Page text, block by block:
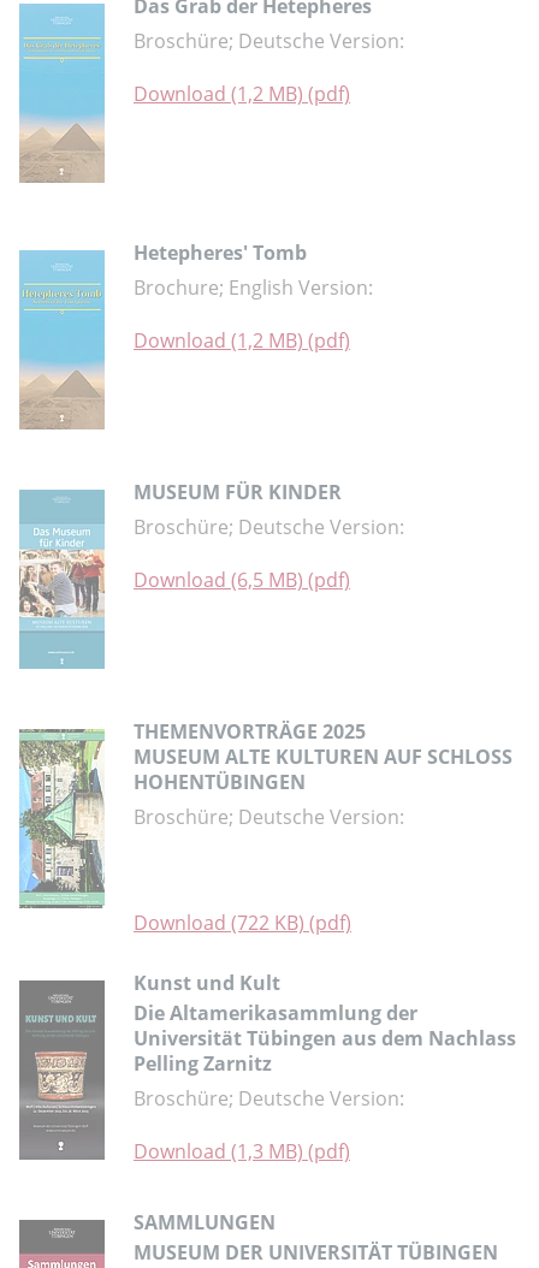
Das Grab der Hetepheres
Broschüre; Deutsche Version:
Download (1,2 MB) (pdf)
Hetepheres' Tomb
Brochure; English Version:
Download (1,2 MB) (pdf)
MUSEUM FÜR KINDER
Broschüre; Deutsche Version:
Download (6,5 MB) (pdf)
THEMENVORTRÄGE 2025
MUSEUM ALTE KULTUREN AUF SCHLOSS
HOHENTÜBINGEN
Broschüre; Deutsche Version:
Download (722 KB) (pdf)
Kunst und Kult
Die Altamerikasammlung der
Universität Tübingen aus dem Nachlass
Pelling Zarnitz
Broschüre; Deutsche Version:
Download (1,3 MB) (pdf)
SAMMLUNGEN
MUSEUM DER UNIVERSITÄT TÜBINGEN